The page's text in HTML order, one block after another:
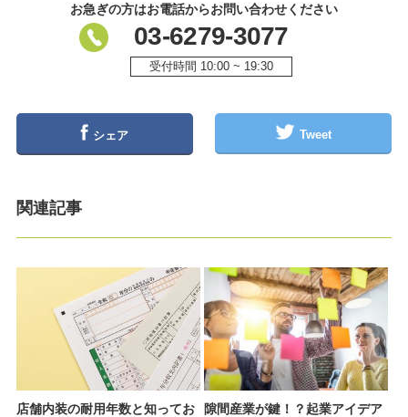
お急ぎの方はお電話からお問い合わせください
03-6279-3077
受付時間 10:00 ~ 19:30
シェア Tweet
関連記事
店舗内装の耐用年数と知ってお
隙間産業が鍵！？起業アイデア